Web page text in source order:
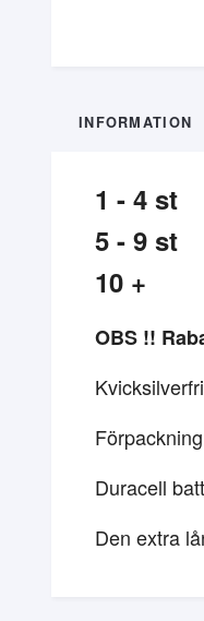
INFORMATION
1 - 4 st
5 - 9 st
10 +
OBS !!
Duracell
Den extra